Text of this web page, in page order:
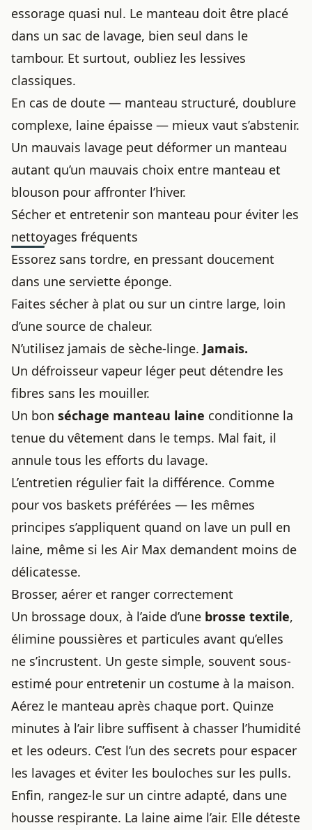
essorage quasi nul. Le manteau doit être placé
dans un sac de lavage, bien seul dans le
tambour. Et surtout, oubliez les lessives
classiques.
En cas de doute — manteau structuré, doublure
complexe, laine épaisse — mieux vaut s’abstenir.
Un mauvais lavage peut déformer un manteau
autant qu’un mauvais choix entre manteau et
blouson pour affronter l’hiver.
Sécher et entretenir son manteau pour éviter les
nettoyages fréquents
Essorez sans tordre, en pressant doucement
dans une serviette éponge.
Faites sécher à plat ou sur un cintre large, loin
d’une source de chaleur.
N’utilisez jamais de sèche-linge. Jamais.
Un défroisseur vapeur léger peut détendre les
fibres sans les mouiller.
Un bon séchage manteau laine conditionne la
tenue du vêtement dans le temps. Mal fait, il
annule tous les efforts du lavage.
L’entretien régulier fait la différence. Comme
pour vos baskets préférées — les mêmes
principes s’appliquent quand on lave un pull en
laine, même si les Air Max demandent moins de
délicatesse.
Brosser, aérer et ranger correctement
Un brossage doux, à l’aide d’une brosse textile,
élimine poussières et particules avant qu’elles
ne s’incrustent. Un geste simple, souvent sous-
estimé pour entretenir un costume à la maison.
Aérez le manteau après chaque port. Quinze
minutes à l’air libre suffisent à chasser l’humidité
et les odeurs. C’est l’un des secrets pour espacer
les lavages et éviter les bouloches sur les pulls.
Enfin, rangez-le sur un cintre adapté, dans une
housse respirante. La laine aime l’air. Elle déteste